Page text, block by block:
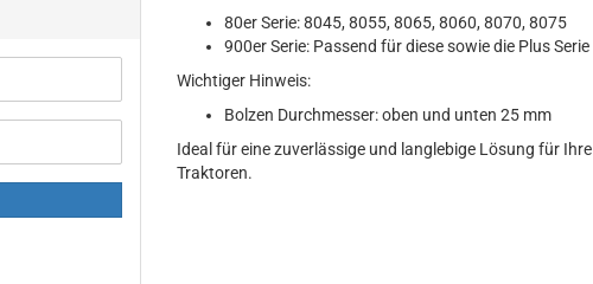
80er Serie: 8045, 8055, 8065, 8060, 8070, 8075
900er Serie: Passend für diese sowie die Plus Serie
Wichtiger Hinweis:
Bolzen Durchmesser: oben und unten 25 mm
Ideal für eine zuverlässige und langlebige Lösung für Ihre
Traktoren.